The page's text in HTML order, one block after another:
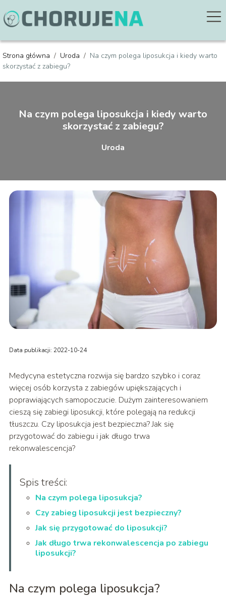
Strona główna / Uroda / Na czym polega liposukcja i kiedy warto
skorzystać z zabiegu?
Na czym polega liposukcja i kiedy warto
skorzystać z zabiegu?
Uroda
Data publikacji: 2022-10-24
Medycyna estetyczna rozwija się bardzo szybko i coraz
więcej osób korzysta z zabiegów upiększających i
poprawiających samopoczucie. Dużym zainteresowaniem
cieszą się zabiegi liposukcji, które polegają na redukcji
tłuszczu. Czy liposukcja jest bezpieczna? Jak się
przygotować do zabiegu i jak długo trwa
rekonwalescencja?
Spis treści:
Na czym polega liposukcja?
Czy zabieg liposukcji jest bezpieczny?
Jak się przygotować do liposukcji?
Jak długo trwa rekonwalescencja po zabiegu
liposukcji?
Na czym polega liposukcja?